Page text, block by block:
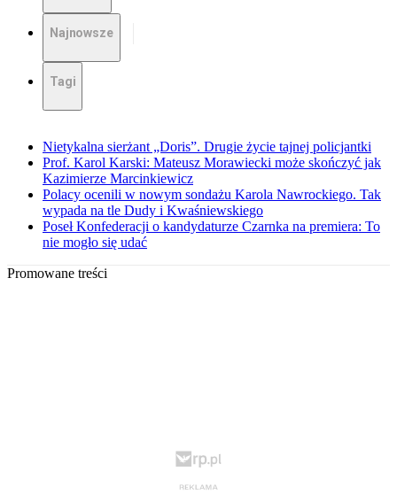
Najnowsze
Tagi
Nietykalna sierżant „Doris”. Drugie życie tajnej policjantki
Prof. Karol Karski: Mateusz Morawiecki może skończyć jak
Kazimierze Marcinkiewicz
Polacy ocenili w nowym sondażu Karola Nawrockiego. Tak
wypada na tle Dudy i Kwaśniewskiego
Poseł Konfederacji o kandydaturze Czarnka na premiera: To
nie mogło się udać
Promowane treści